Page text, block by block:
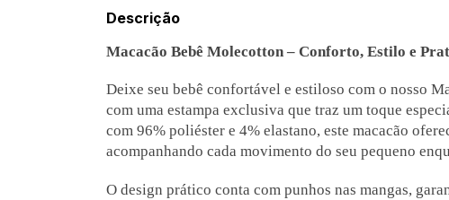
Descrição
Macacão Bebê Molecotton – Conforto, Estilo e
Deixe seu bebê confortável e estiloso com o nosso
com uma estampa exclusiva que traz um toque
com 96% poliéster e 4% elastano, este macacão
acompanhando cada movimento do seu pequeno
O design prático conta com punhos nas mangas,